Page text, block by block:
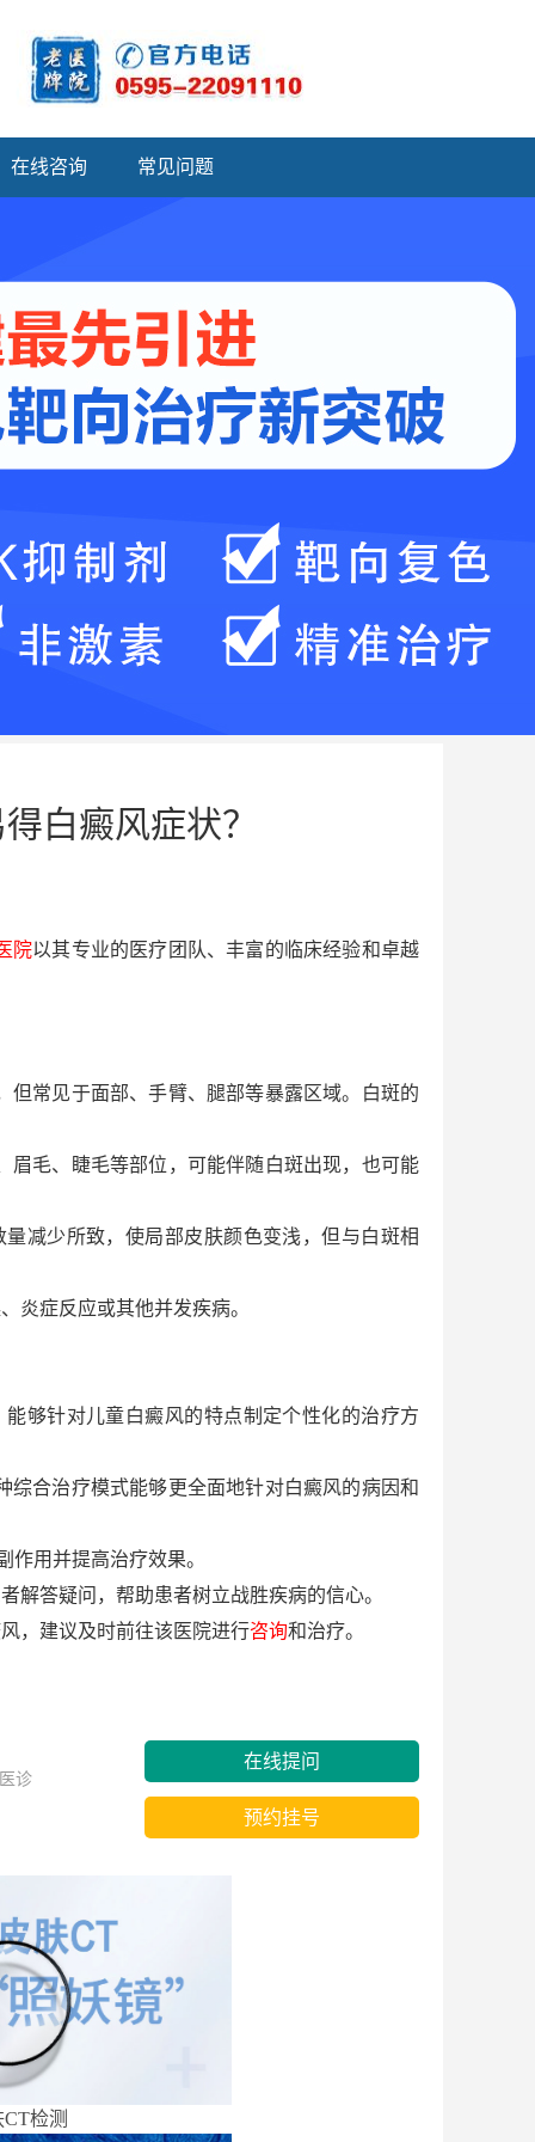
在线咨询 常见问题
白癜风症状？
院以其专业的医疗团队、丰富的临床经验和卓越
常见于面部、手臂、腿部等暴露区域。白斑的
毛、睫毛等部位，可能伴随白斑出现，也可能
减少所致，使局部皮肤颜色变浅，但与白斑相
炎症反应或其他并发疾病。
够针对儿童白癜风的特点制定个性化的治疗方
合治疗模式能够更全面地针对白癜风的病因和
用并提高治疗效果。
解答疑问，帮助患者树立战胜疾病的信心。
，建议及时前往该医院进行咨询和治疗。
诊
在线提问
预约挂号
检测